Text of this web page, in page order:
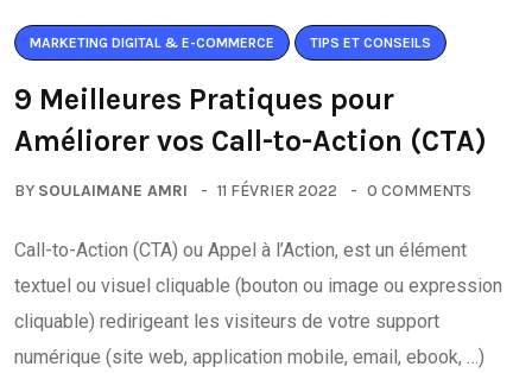
MARKETING DIGITAL & E-COMMERCE TIPS ET CONSEILS
9 Meilleures Pratiques pour
Améliorer vos Call-to-Action (CTA)
BY SOULAIMANE AMRI 11 FÉVRIER 2022 0 COMMENTS
Call-to-Action (CTA) ou Appel à l’Action, est un élément
textuel ou visuel cliquable (bouton ou image ou expression
cliquable) redirigeant les visiteurs de votre support
numérique (site web, application mobile, email, ebook, …)